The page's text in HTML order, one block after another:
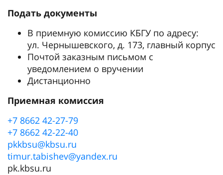
Подать документы
В приемную комиссию КБГУ по адресу:
ул. Чернышевского, д. 173, главный корпус
Почтой заказным письмом с
уведомлением о вручении
Дистанционно
Приемная комиссия
+7 8662 42-27-79
+7 8662 42-22-40
pkkbsu@kbsu.ru
timur.tabishev@yandex.ru
pk.kbsu.ru